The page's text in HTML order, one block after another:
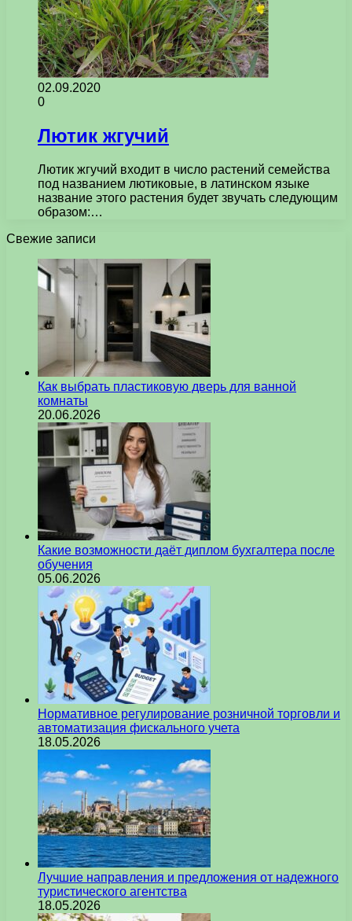
02.09.2020
0
Лютик жгучий
Лютик жгучий входит в число растений семейства
под названием лютиковые, в латинском языке
название этого растения будет звучать следующим
образом:…
Свежие записи
Как выбрать пластиковую дверь для ванной
комнаты
20.06.2026
Какие возможности даёт диплом бухгалтера после
обучения
05.06.2026
Нормативное регулирование розничной торговли и
автоматизация фискального учета
18.05.2026
Лучшие направления и предложения от надежного
туристического агентства
18.05.2026